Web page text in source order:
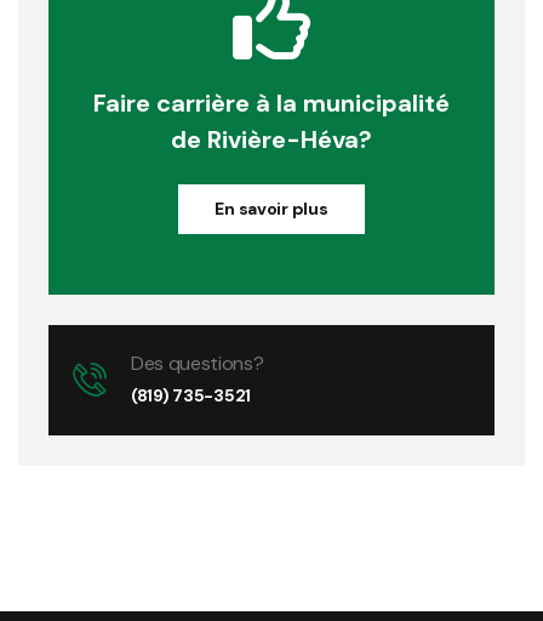
Faire carrière à la municipalité
de Rivière-Héva?
En savoir plus
Des questions?
(819) 735-3521